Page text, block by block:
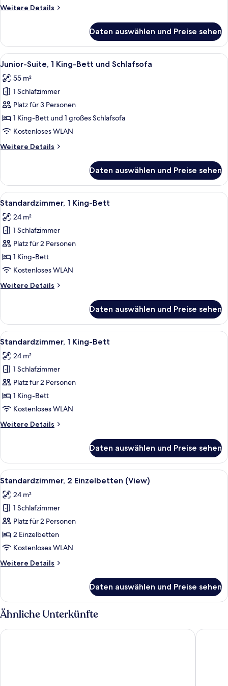
Weitere Details
Weitere
2 Einzelbetten
Daten auswählen und Preise sehen
Alle
Fotos
für
Junior-
Suite,
1 King-
Bett
Schlafsofa
Ein ordentlich bezogenes Bett mit
7
Junior-Suite, 1 King-Bett und Schlafsofa
55 m²
1 Schlafzimmer
Platz für 3 Personen
1 King-Bett und 1 großes Schlafsofa
Kostenloses WLAN
Weitere Details
Weitere
Suite,
1 King-
Bett
Schlafsofa
Daten auswählen und Preise sehen
Alle
Fotos
für
Standardzimmer,
1 King-
Bett
anzeigen
Ein modernes Hotelzimmer mit
6
Standardzimmer, 1 King-Bett
24 m²
1 Schlafzimmer
Platz für 2 Personen
1 King-Bett
Kostenloses WLAN
Weitere Details
Weitere
1 King-
Bett
Daten auswählen und Preise sehen
Alle
Fotos
für
Standardzimmer,
1 King-
Bett
anzeigen
Ein Hotelzimmer mit einem großen
4
Standardzimmer, 1 King-Bett
24 m²
1 Schlafzimmer
Platz für 2 Personen
1 King-Bett
Kostenloses WLAN
Weitere Details
Weitere
1 King-
Bett
Daten auswählen und Preise sehen
Alle
Fotos
für
Standardzimmer,
2 Einzelbetten
(View)
anzeigen
Ein Hotelzimmer mit zwei Betten,
5
Standardzimmer, 2 Einzelbetten (View)
24 m²
1 Schlafzimmer
Platz für 2 Personen
2 Einzelbetten
Kostenloses WLAN
Weitere Details
Weitere
2 Einzelbetten
(View)
Daten auswählen und Preise sehen
Ähnliche Unterkünfte
Catalonia Molina Lario Only